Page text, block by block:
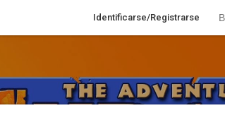
Identificarse/Registrarse